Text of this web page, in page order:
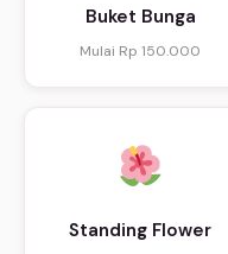
Buket Bunga
Mulai Rp 150.000
Standing Flower